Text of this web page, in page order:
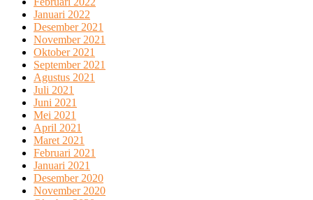
Januari 2022
Desember 2021
November 2021
Oktober 2021
September 2021
Agustus 2021
Juli 2021
Juni 2021
Mei 2021
April 2021
Maret 2021
Februari 2021
Januari 2021
Desember 2020
November 2020